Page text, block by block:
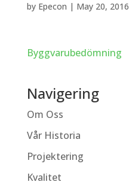
by Epecon | May 20, 2016
Byggvarubedömning
Navigering
Om Oss
Vår Historia
Projektering
Kvalitet